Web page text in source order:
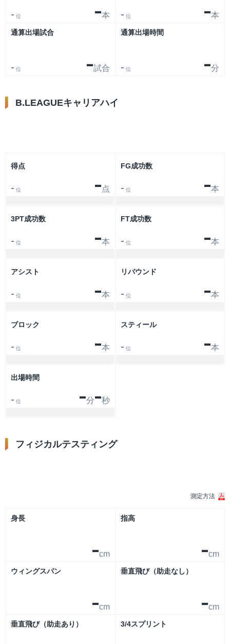
- 位 -本 - 位 -本
通算出場試合
- 位 -試合
通算出場時間
- 位 -分
B.LEAGUEキャリアハイ
得点
- 位 -点
FG成功数
- 位 -本
3PT成功数
- 位 -本
FT成功数
- 位 -本
アシスト
- 位 -本
リバウンド
- 位 -本
ブロック
- 位 -本
スティール
- 位 -本
出場時間
- 位 -分-秒
フィジカルテスティング
測定方法
身長
-cm
指高
-cm
ウィングスパン
-cm
垂直飛び（助走なし）
-cm
垂直飛び（助走あり） 3/4スプリント